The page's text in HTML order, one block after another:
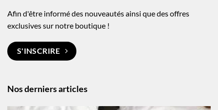
Nos derniers articles
Afin d'être informé des nouveautés ainsi que des offres
exclusives sur notre boutique !
S'INSCRIRE